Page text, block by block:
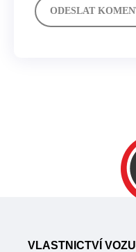
VLASTNICTVÍ VOZU